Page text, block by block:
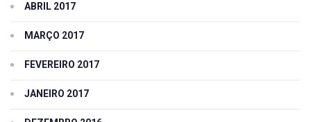
ABRIL 2017
MARÇO 2017
FEVEREIRO 2017
JANEIRO 2017